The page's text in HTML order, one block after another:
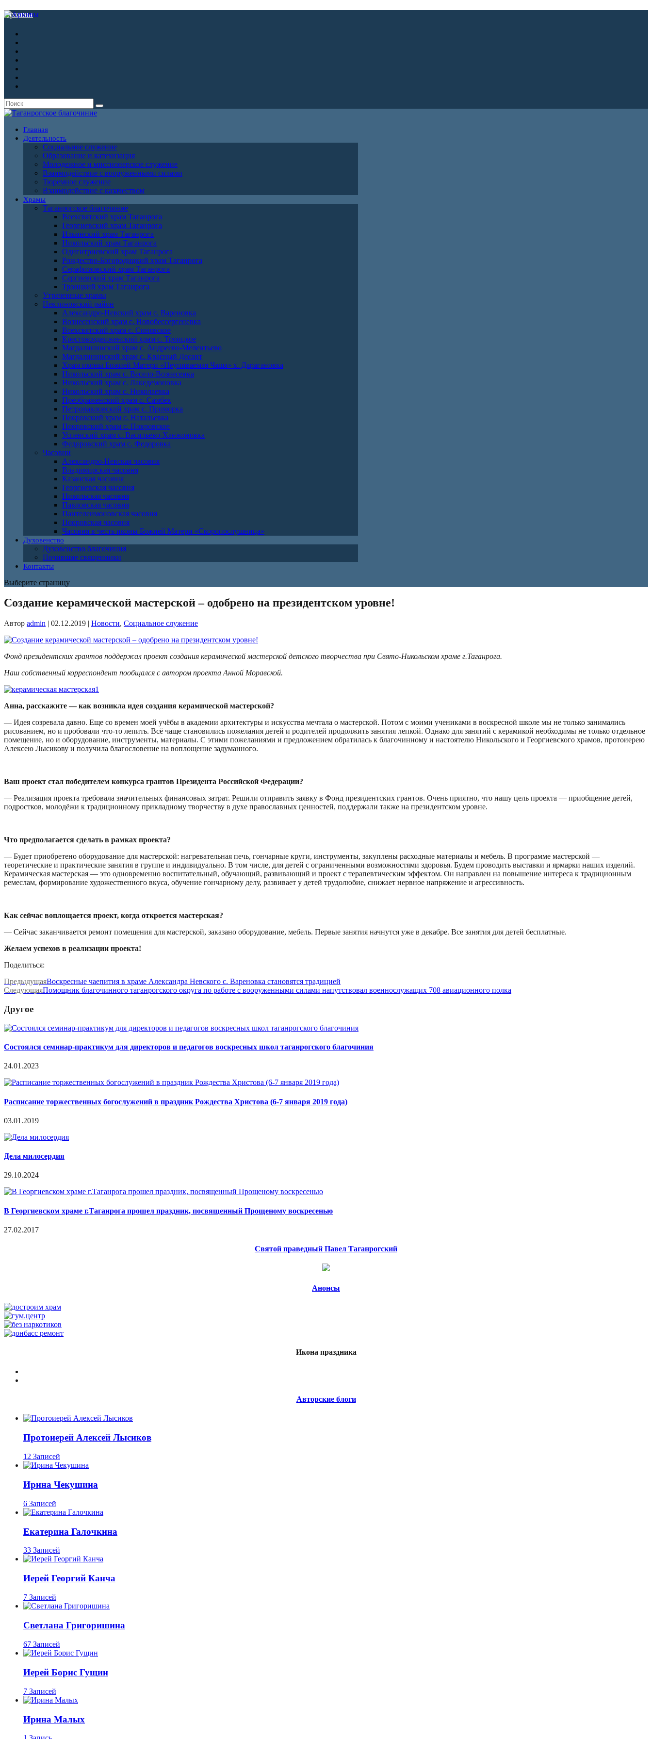
Архивы
Главная
Деятельность
Социальное служение
Образование и катехизация
Молодежное и миссионерское служение
Взаимодействие с вооруженными силами
Тюремное служение
Взаимодействие с казачеством
Храмы
Таганрогское благочиние
Всехсвятский храм Таганрога
Георгиевский храм Таганрога
Ильинский храм Таганрога
Никольский храм Таганрога
Одигитриевский храм Таганрога
Рождество-Богородицкий храм Таганрога
Серафимовский храм Таганрога
Сергиевский храм Таганрога
Троицкий храм Таганрога
Утраченные храмы
Неклиновский район
Александро-Невский храм с. Вареновка
Вознесенский храм с. Новобессергеневка
Всехсвятский храм с. Синявское
Крестовоздвиженский храм с. Троицкое
Магдалининский храм с. Андреево-Мелентьево
Магдалининский храм с. Красный Десант
Храм иконы Божией Матери «Неупиваемая Чаша» х. Дарагановка
Никольский храм с. Весело-Вознесенка
Никольский храм с. Лакедемоновка
Никольский храм с. Николаевка
Преображенский храм с. Самбек
Петропавловский храм с. Приморка
Покровский храм с. Натальевка
Покровский храм с. Покровское
Успенский храм с. Васильево-Ханжоновка
Федоровский храм с. Федоровка
Часовни
Александро-Невская часовня
Владимирская часовня
Казанская часовня
Георгиевская часовня
Никольская часовня
Павловская часовня
Пантелеимоновская часовня
Покровская часовня
Часовня в честь иконы Божией Матери «Скоропослушница»
Духовенство
Духовенство благочиния
Почившие священники
Контакты
Выберите страницу
Создание керамической мастерской – одобрено на президентском уровне!
Автор admin | 02.12.2019 | Новости, Социальное служение
Фонд президентских грантов поддержал проект создания керамической мастерской детского творчества при Свято-Никольском храме г.Таганрога.
Наш собственный корреспондент пообщался с автором проекта Анной Моравской.
Анна, расскажите — как возникла идея создания керамической мастерской?
— Идея созревала давно. Еще со времен моей учёбы в академии архитектуры и искусства мечтала о мастерской. Потом с моими учениками в воскресной школе мы не только занимались
рисованием, но и пробовали что-то лепить. Всё чаще становились пожелания детей и родителей продолжить занятия лепкой. Однако для занятий с керамикой необходимы не только отдельное
помещение, но и оборудование, инструменты, материалы. С этими пожеланиями и предложением обратилась к благочинному и настоятелю Никольского и Георгиевского храмов, протоиерею
Алексею Лысикову и получила благословение на воплощение задуманного.
Ваш проект стал победителем конкурса грантов Президента Российской Федерации?
— Реализация проекта требовала значительных финансовых затрат. Решили отправить заявку в Фонд президентских грантов. Очень приятно, что нашу цель проекта — приобщение детей,
подростков, молодёжи к традиционному прикладному творчеству в духе православных ценностей, поддержали также на президентском уровне.
Что предполагается сделать в рамках проекта?
— Будет приобретено оборудование для мастерской: нагревательная печь, гончарные круги, инструменты, закуплены расходные материалы и мебель. В программе мастерской —
теоретические и практические занятия в группе и индивидуально. В том числе, для детей с ограниченными возможностями здоровья. Будем проводить выставки и ярмарки наших изделий.
Керамическая мастерская — это одновременно воспитательный, обучающий, развивающий и проект с терапевтическим эффектом. Он направлен на повышение интереса к традиционным
ремеслам, формирование художественного вкуса, обучение гончарному делу, развивает у детей трудолюбие, снижает нервное напряжение и агрессивность.
Как сейчас воплощается проект, когда откроется мастерская?
— Сейчас заканчивается ремонт помещения для мастерской, заказано оборудование, мебель. Первые занятия начнутся уже в декабре. Все занятия для детей бесплатные.
Желаем успехов в реализации проекта!
Поделиться:
ПредыдущаяВоскресные чаепития в храме Александра Невского с. Вареновка становятся традицией
СледующаяПомощник благочинного таганрогского округа по работе с вооруженными силами напутствовал военнослужащих 708 авиационного полка
Другое
Состоялся семинар-практикум для директоров и педагогов воскресных школ таганрогского благочиния
24.01.2023
Расписание торжественных богослужений в праздник Рождества Христова (6-7 января 2019 года)
03.01.2019
Дела милосердия
29.10.2024
В Георгиевском храме г.Таганрога прошел праздник, посвященный Прощеному воскресенью
27.02.2017
Святой праведный Павел Таганрогский
Анонсы
Икона праздника
Авторские блоги
Протоиерей Алексей Лысиков
12 Записей
Ирина Чекушина
6 Записей
Екатерина Галочкина
33 Записей
Иерей Георгий Канча
7 Записей
Светлана Григоришина
67 Записей
Иерей Борис Гущин
7 Записей
Ирина Малых